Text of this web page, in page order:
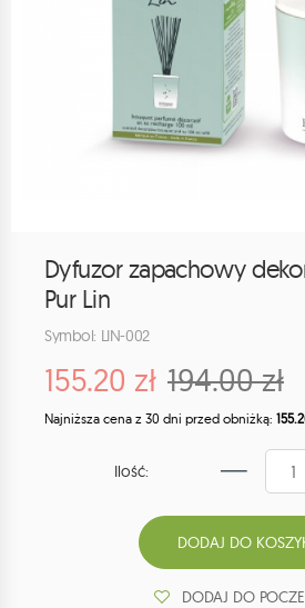
Dyfuzor zapachowy
Pur Lin
Symbol: LIN-002
155.20 zł 194.00 zł
Najniższa cena z 30 dni przed obniżką:
Ilość:
DODAJ DO